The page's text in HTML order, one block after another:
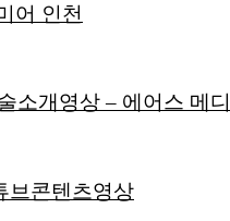
어 인천
소개영상 – 에어스 메
브콘텐츠영상